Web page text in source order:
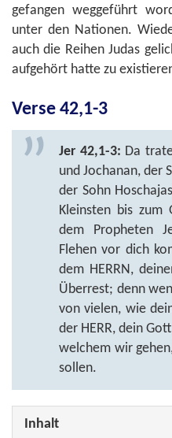
gefangen weggeführt
unter den Nationen.
auch die Reihen Judas
aufgehört hatte zu
Verse 42,1-3
Jer 42,1-3: Da
und Jochanan, der
der Sohn
Kleinsten bis zum
dem Propheten
Flehen vor dich
dem HERRN,
Überrest; denn
von vielen, wie
der HERR, dein
welchem wir
sollen.
Inhalt